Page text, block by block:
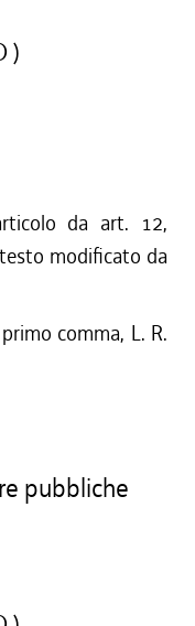
)
da art. 12,
modificato da
comma, L. R.
pubbliche